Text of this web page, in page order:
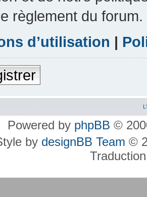
règlement du forum.
d’utilisation |
Powered by phpBB ©
by designBB Team ©